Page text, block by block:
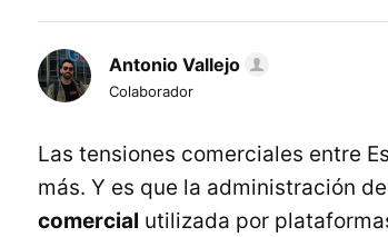
Antonio Vallejo
Colaborador
Las tensiones comerciales entre
más. Y es que la administración
comercial utilizada por